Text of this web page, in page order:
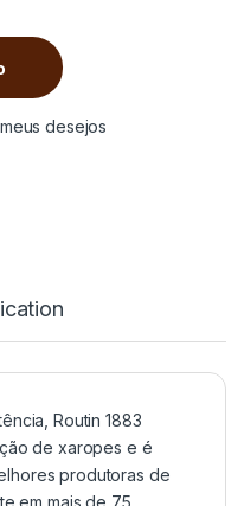
desejos
Routin 1883
de xaropes e é
produtoras de
em mais de 75